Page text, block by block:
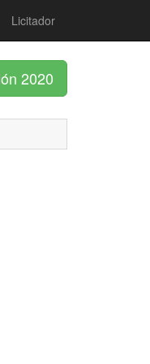
Licitador
2020